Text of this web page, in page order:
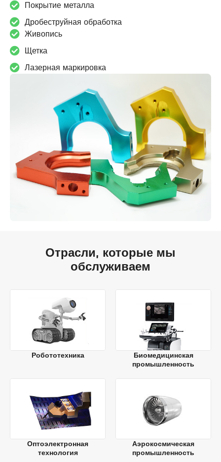
Покрытие металла
Дробеструйная обработка
Живопись
Щетка
Лазерная маркировка
Отрасли, которые мы
обслуживаем
Робототехника
Биомедицинская
промышленность
Оптоэлектронная
технология
Аэрокосмическая
промышленность